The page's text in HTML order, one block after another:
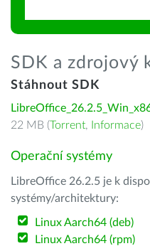
SDK a zdrojový
Stáhnout SDK
22 MB (Torrent, Informace)
Operační systémy
LibreOffice 26.2.5 je k
systémy/architektury:
Linux Aarch64 (deb)
Linux Aarch64 (rpm)